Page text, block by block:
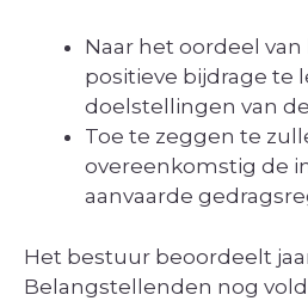
Naar het oordeel
positieve bijdrage te
doelstellingen van
Toe te zeggen te
overeenkomstig de
aanvaarde
Het bestuur beoordeelt
Belangstellenden nog